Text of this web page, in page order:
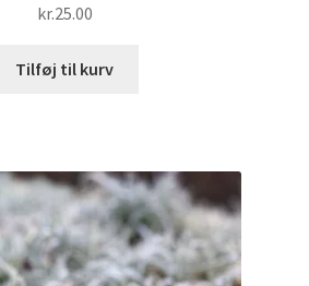
kr.25.00
Tilføj til kurv